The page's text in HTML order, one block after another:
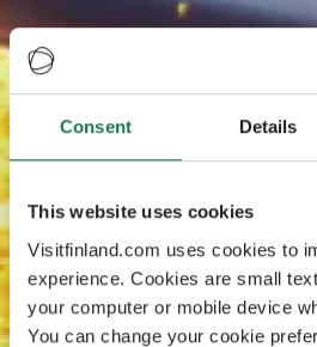
Consent Details
This website uses cookies
Visitfinland.com uses cookies to
experience. Cookies are small
your computer or mobile device
You can change your cookie